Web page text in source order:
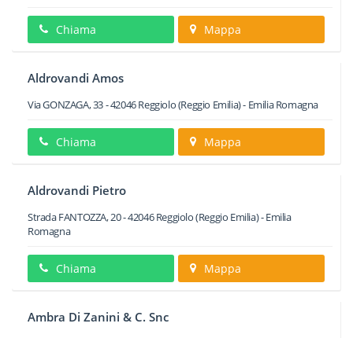
Chiama Mappa
Aldrovandi Amos
Via GONZAGA, 33-42046Reggiolo(Reggio Emilia) - Emilia Romagna
Chiama Mappa
Aldrovandi Pietro
Strada FANTOZZA, 20-42046 Reggiolo(Reggio Emilia) -Emilia
Romagna
Chiama Mappa
Ambra Di Zanini & C. Snc